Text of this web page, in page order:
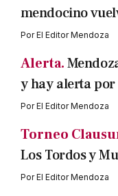
mendocino
PorEl Editor Mendoza
Alerta.
y hay alerta
PorEl Editor Mendoza
Torneo
Los Tordos y
PorEl Editor Mendoza